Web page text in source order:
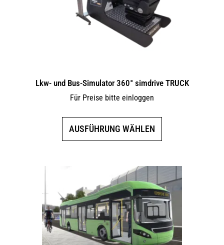
Lkw- und Bus-Simulator 360° simdrive TRUCK
Für Preise bitte einloggen
AUSFÜHRUNG WÄHLEN
auf.
Die
Optionen
können
auf